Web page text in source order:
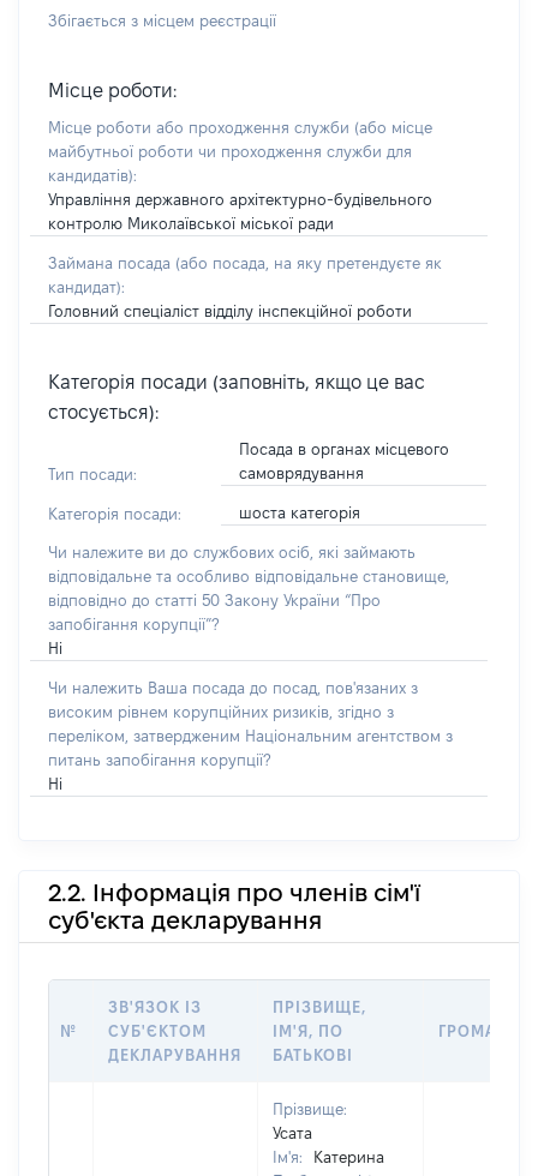
Збігається з місцем реєстрації
Місце роботи:
Місце роботи або проходження служби (або місце
майбутньої роботи чи проходження служби для
кандидатів):
Управління державного архітектурно-будівельного
контролю Миколаївської міської ради
Займана посада (або посада, на яку претендуєте як
кандидат):
Головний спеціаліст відділу інспекційної роботи
Категорія посади (заповніть, якщо це вас
стосується):
Тип посади:
Посада в органах місцевого
самоврядування
Категорія посади: шоста категорія
Чи належите ви до службових осіб, які займають
відповідальне та особливо відповідальне становище,
відповідно до статті 50 Закону України “Про
запобігання корупції”?
Ні
Чи належить Ваша посада до посад, пов'язаних з
високим рівнем корупційних ризиків, згідно з
переліком, затвердженим Національним агентством з
питань запобігання корупції?
Ні
2.2. Інформація про членів сім'ї
суб'єкта декларування
№
ЗВ'ЯЗОК ІЗ
СУБ'ЄКТОМ
ДЕКЛАРУВАННЯ
ПРІЗВИЩЕ,
ІМ'Я, ПО
БАТЬКОВІ
Прізвище:
Усата
Ім'я:
Катерина